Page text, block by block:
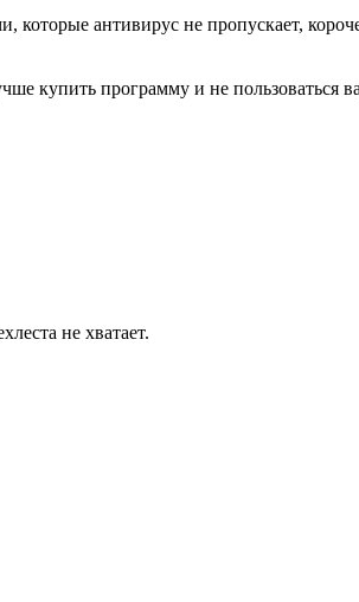
которые антивирус не пропускает,
купить программу и не пользоваться
не хватает.